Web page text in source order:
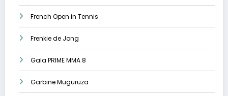
French Open in Tennis
Frenkie de Jong
Gala PRIME MMA 8
Garbine Muguruza